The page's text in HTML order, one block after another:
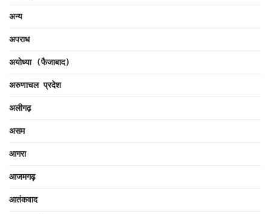
अन्य
अपराध
अयोध्या (फैजाबाद)
अरुणाचल प्रदेश
अलीगढ़
असम
आगरा
आजमगढ़
आतंकवाद